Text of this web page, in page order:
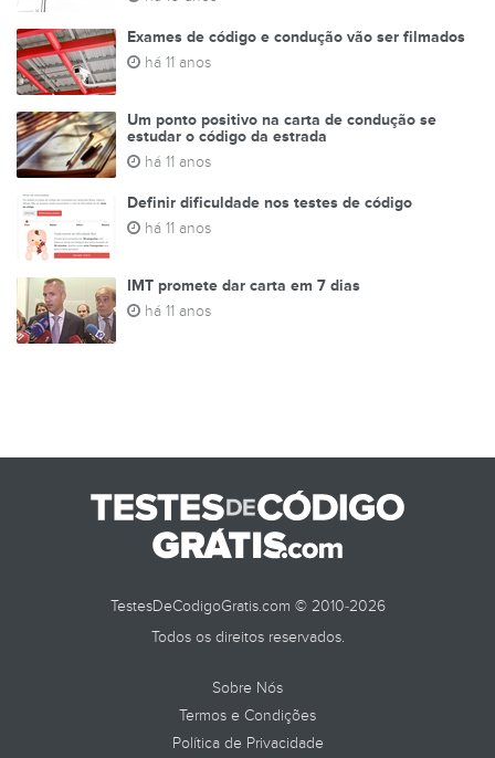
Exames de código e condução vão ser filmados
há 11 anos
Um ponto positivo na carta de condução se
estudar o código da estrada
há 11 anos
Definir dificuldade nos testes de código
há 11 anos
IMT promete dar carta em 7 dias
há 11 anos
TestesDeCodigoGratis.com © 2010-2026
Todos os direitos reservados.
Sobre Nós
Termos e Condições
Política de Privacidade